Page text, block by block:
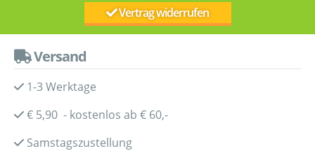
Vertrag widerrufen
Versand
1-3 Werktage
€ 5,90 - kostenlos ab € 60,-
Samstagszustellung